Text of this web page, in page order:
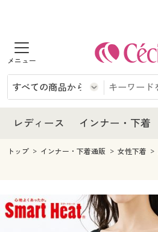
商品を探す
レディース
レディースファッション
インナー・下着
インナー・下着通販すべて
メンズ下着
メンズ
メンズファッション
家電・雑貨すべて
寝具・インテリア・家具
レディース インナー・下着
レディース
レディース通販すべて
レディースファッション
インナー・下着
インナー・下着通販すべて
ジュニア・ティーンズ下着
メンズ
メンズ下着
家電
寝具・インテリア・家具通販すべて
美容・健康
トップ インナー・下着通販 女性下着